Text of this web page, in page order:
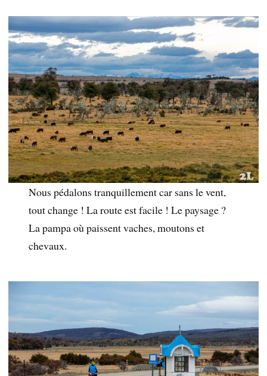
Nous pédalons tranquillement car sans le vent,
tout change ! La route est facile ! Le paysage ?
La pampa où paissent vaches, moutons et
chevaux.